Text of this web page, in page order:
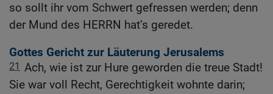
so sollt ihr vom Schwert gefressen werden; denn
der Mund des HERRN hat’s geredet.
Gottes Gericht zur Läuterung Jerusalems
21 Ach, wie ist zur Hure geworden die treue Stadt!
Sie war voll Recht, Gerechtigkeit wohnte darin;